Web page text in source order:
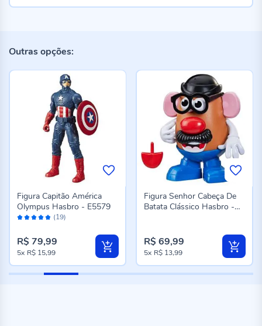
Outras opções:
Avaliação: (19)
Figura Capitão América
Olympus Hasbro - E5579
R$ 79,99
5x R$ 15,99
Figura Senhor Cabeça De
Batata Clássico Hasbro -
R$ 69,99
5x R$ 13,99